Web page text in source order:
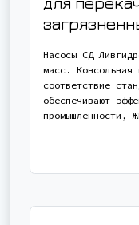
Насосы СД
масс. Консольная
соответствие
обеспечивают
промышленности,